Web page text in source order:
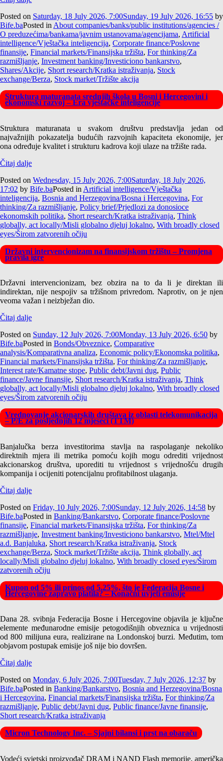
Posted on Saturday, 18 July 2026, 7:00Sunday, 19 July 2026, 16:55 by
Bife.baPosted in About companies/banks/public institutions/agencies /
O preduzećima/bankama/javnim ustanovama/agencijama, Artificial
intelligence/Vještačka inteligencija, Corporate finance/Poslovne
finansije, Financial markets/Finansijska tržišta, For thinking/Za
razmišljanje, Investment banking/Investiciono bankarstvo,
Shares/Akcije, Short research/Kratka istraživanja, Stock
exchange/Berza, Stock market/Tržište akcija
Struktura maturanata srednjih škola u Bosni i Hercegovini i
ekonomski razvoj – Era vještačke inteligencije
Struktura maturanata u svakom društvu predstavlja jedan od
najvažnijih pokazatelja budućih razvojnih kapaciteta ekonomije, jer
ona određuje kvalitet i strukturu kadrova koji ulaze na tržište rada.
Čitaj dalje
Posted on Wednesday, 15 July 2026, 7:00Saturday, 18 July 2026,
17:02 by Bife.baPosted in Artificial intelligence/Vještačka
inteligencija, Bosnia and Herzegovina/Bosna i Hercegovina, For
thinking/Za razmišljanje, Policy brief/Prjedlozi za donosioce
ekonomskih politika, Short research/Kratka istraživanja, Think
globally, act locally/Misli globalno djeluj lokalno, With broadly closed
eyes/Širom zatvorenih očiju
Državni intervencionizam na finansijskom tržištu – Promjena
pravila igre
Državni intervencionizam, bez obzira na to da li je direktan ili
indirektan, nije nespojiv sa tržišnom privredom. Naprotiv, on je njen
veoma važan i neizbježan dio.
Čitaj dalje
Posted on Sunday, 12 July 2026, 7:00Monday, 13 July 2026, 6:50 by
Bife.baPosted in Bonds/Obveznice, Comparative
analysis/Komparativna analiza, Economic policy/Ekonomska politika,
Financial markets/Finansijska tržišta, For thinking/Za razmišljanje,
Interest rate/Kamatne stope, Public debt/Javni dug, Public
finance/Javne finansije, Short research/Kratka istraživanja, Think
globally, act locally/Misli globalno djeluj lokalno, With broadly closed
eyes/Širom zatvorenih očiju
Vrednovanje akcionarskih društava iz oblasti telekomunikacija
– P/E za posljednjih 12 mjeseci (TTM)
Banjalučka berza investitorima stavlja na raspolaganje nekoliko
direktnih mjera ili metrika pomoću kojih mogu odrediti vrijednost
akcionarskog društva, uporediti tu vrijednost s vrijednošću drugih
kompanija i ocijeniti potencijalnu profitabilnost ulaganja.
Čitaj dalje
Posted on Friday, 10 July 2026, 7:00Sunday, 12 July 2026, 14:58 by
Bife.baPosted in Banking/Bankarstvo, Corporate finance/Poslovne
finansije, Financial markets/Finansijska tržišta, For thinking/Za
razmišljanje, Investment banking/Investiciono bankarstvo, Mtel/Mtel
a.d. Banjaluka, Short research/Kratka istraživanja, Stock
exchange/Berza, Stock market/Tržište akcija, Think globally, act
locally/Misli globalno djeluj lokalno, With broadly closed eyes/Širom
zatvorenih očiju
Kupon od 5% ili prinos od 5,25%, što je Federacija Bosne i
Hercegovine zapravo platila? – Konačni uvjeti emisije
Dana 28. svibnja Federacija Bosne i Hercegovine objavila je ključne
elemente međunarodne emisije petogodišnjih obveznica u vrijednosti
od 800 milijuna eura, realizirane na Londonskoj burzi. Međutim, tom
objavom postupak emisije još nije bio dovršen.
Čitaj dalje
Posted on Monday, 6 July 2026, 7:00Tuesday, 7 July 2026, 12:37 by
Bife.baPosted in Banking/Bankarstvo, Bosnia and Herzegovina/Bosna
i Hercegovina, Financial markets/Finansijska tržišta, For thinking/Za
razmišljanje, Public debt/Javni dug, Public finance/Javne finansije,
Short research/Kratka istraživanja
Micron Technology Inc. – Sjajni bilansi i prst na obaraču
Vodeći svjetski proizvođač DRAM i NAND Flash memorije, američka